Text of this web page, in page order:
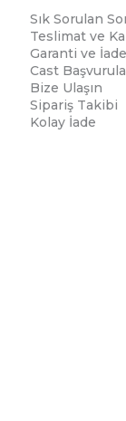
Sık Sorulan
Teslimat ve
Garanti ve
Cast
Bize Ulaşın
Sipariş Takibi
Kolay İade